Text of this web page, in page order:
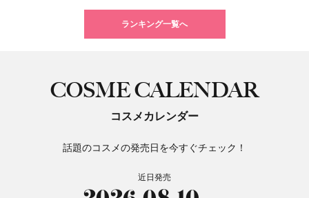
ランキング一覧へ
COSME CALENDAR
コスメカレンダー
話題のコスメの発売日を今すぐチェック！
近日発売